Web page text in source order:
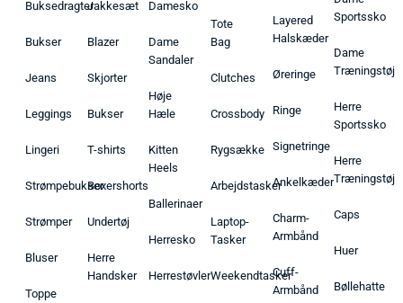
Buksedragter
Bukser
Jeans
Leggings
Lingeri
Strømpebukser
Strømper
Bluser
Toppe
Jakkesæt
Blazer
Skjorter
Bukser
T-shirts
Boxershorts
Undertøj
Herre
Handsker
Damesko
Dame
Sandaler
Høje
Hæle
Kitten
Heels
Ballerinaer
Herresko
Herrestøvler
Tote
Bag
Clutches
Crossbody
Rygsække
Arbejdstasker
Laptop-
Tasker
Weekendtasker
Layered
Halskæder
Øreringe
Ringe
Signetringe
Ankelkæder
Charm-
Armbånd
Cuff-
Armbånd
Sportssko
Dame
Træningstøj
Herre
Sportssko
Herre
Træningstøj
Caps
Huer
Bøllehatte